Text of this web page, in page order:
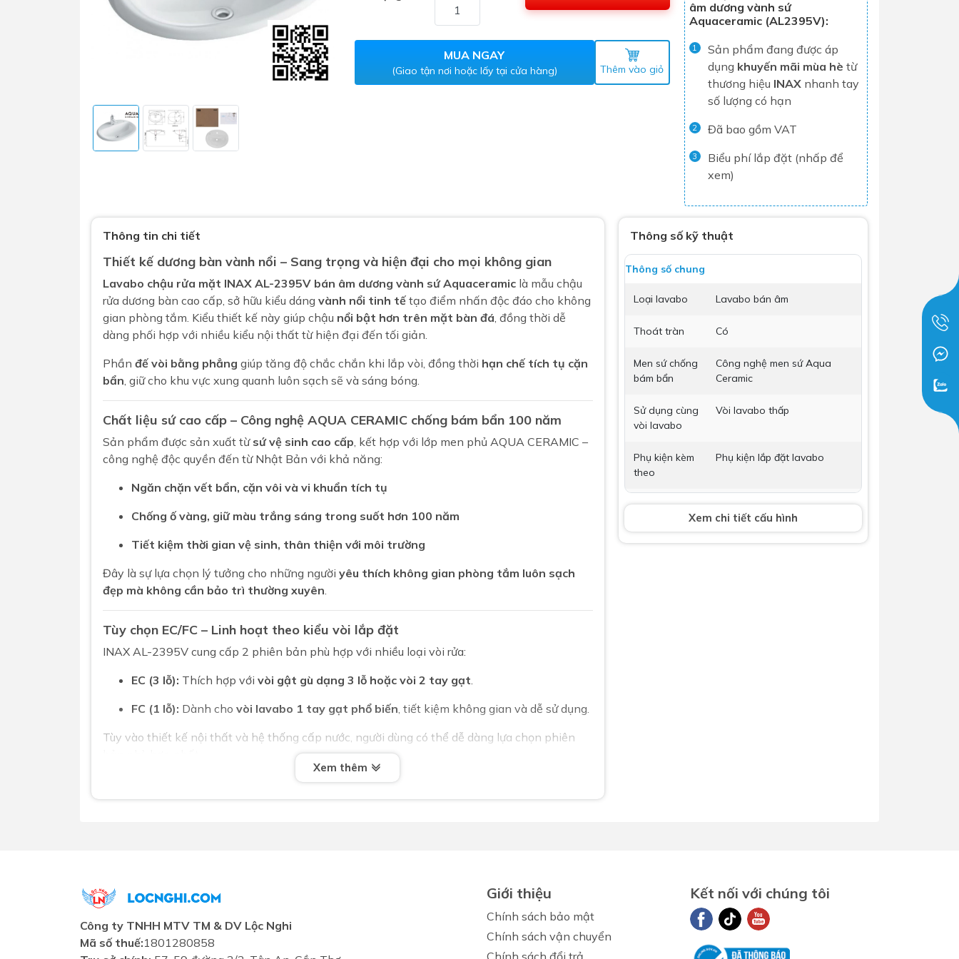
Máy nước nóng gián tiếp
Tủ lạnh
Máy rửa chén
Nồi chiên không dầu
Nồi cơm điện
Gia dụng
Máy sấy tay
Nắp bồn cầu
Nắp điện tử
Combo Máy nước nóng năng lượng
mặt trời
Combo thiết bị vệ sinh cao cấp
Dịch Vụ Lắp Đặt Thiết Bị Nhà Bếp
Lộc Nghi Cần Thơ – Chuyên
Nghiệp và Tận Tâm
Nước Lộc Nghi Cần Thơ – Chuyên
Nghiệp & Uy Tín
Kiện Nhà Tắm Lộc Nghi Cần Thơ –
Dịch Vụ Lắp Đặt Bồn Cầu &
Lavabo Lộc Nghi Cần Thơ –
Chuyên Nghiệp & Tận Tâm
MUA NGAY
(Giao tận nơi hoặc lấy tại cửa hàng) Thêm vào giỏ
âm dương vành sứ
Aquaceramic (AL2395V):
1
Sản phẩm đang được áp
dụng khuyến mãi mùa hè từ
thương hiệu INAXnhanh tay
số lượng có hạn
2 Đã bao gồm VAT
3
Biểu phí lắp đặt (nhấp để
xem)
Thông số kỹ thuật
Thông số chung
Loại lavabo Lavabo bán âm
Thoát tràn Có
Men sứ chống
bám bẩn
Công nghệ men sứ Aqua
Ceramic
Sử dụng cùng
vòi lavabo
Vòi lavabo thấp
Phụ kiện kèm
theo
Phụ kiện lắp đặt lavabo
Vòi lavabo Không bao gồm
Bộ xả Không bao gồm
Xem chi tiết cấu hình
Thông tin chi tiết
Thiết kế dương bàn vành nổi – Sang trọng và hiện đại cho mọi không gian
Lavabo chậu rửa mặt INAX AL-2395V bán âm dương vành sứ Aquaceramic là mẫu chậu
rửa dương bàn cao cấp, sở hữu kiểu dáng vành nổi tinh tế tạo điểm nhấn độc đáo cho không
gian phòng tắm. Kiểu thiết kế này giúp chậu nổi bật hơn trên mặt bàn đá, đồng thời dễ
dàng phối hợp với nhiều kiểu nội thất từ hiện đại đến tối giản.
Phần đế vòi bằng phẳng giúp tăng độ chắc chắn khi lắp vòi, đồng thời hạn chế tích tụ cặn
bẩn, giữ cho khu vực xung quanh luôn sạch sẽ và sáng bóng.
Chất liệu sứ cao cấp – Công nghệ AQUA CERAMIC chống bám bẩn 100 năm
Sản phẩm được sản xuất từ sứ vệ sinh cao cấp, kết hợp với lớp men phủ AQUA CERAMIC –
công nghệ độc quyền đến từ Nhật Bản với khả năng:
Ngăn chặn vết bẩn, cặn vôi và vi khuẩn tích tụ
Chống ố vàng, giữ màu trắng sáng trong suốt hơn 100 năm
Tiết kiệm thời gian vệ sinh, thân thiện với môi trường
Đây là sự lựa chọn lý tưởng cho những người yêu thích không gian phòng tắm luôn sạch
đẹp mà không cần bảo trì thường xuyên.
Tùy chọn EC/FC – Linh hoạt theo kiểu vòi lắp đặt
INAX AL-2395V cung cấp 2 phiên bản phù hợp với nhiều loại vòi rửa:
EC (3 lỗ): Thích hợp với vòi gật gù dạng 3 lỗ hoặc vòi 2 tay gạt.
FC (1 lỗ): Dành cho vòi lavabo 1 tay gạt phổ biến, tiết kiệm không gian và dễ sử dụng.
Tùy vào thiết kế nội thất và hệ thống cấp nước, người dùng có thể dễ dàng lựa chọn phiên
Tăng độ an toàn và tiện nghi khi sử dụng hàng ngày
Kích thước lý tưởng – Phù hợp nhiều loại bàn lavabo hiện đại
Xem thêm
Công ty TNHH MTV TM & DV Lộc Nghi
Mã số thuế:1801280858
Giới thiệu
Chính sách bảo mật
Chính sách vận chuyển
Chính sách đổi trả
Kết nối với chúng tôi